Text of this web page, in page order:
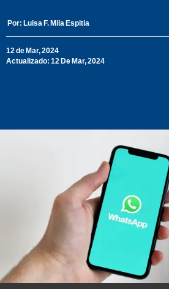
Por: Luisa F. Mila Espitia
12 de Mar, 2024
Actualizado: 12 De Mar, 2024